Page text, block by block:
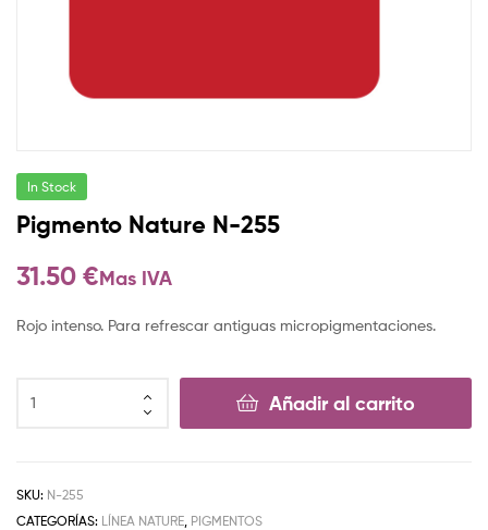
In Stock
Pigmento Nature N-255
31.50 €Mas IVA
Rojo intenso. Para refrescar antiguas micropigmentaciones.
Añadir al carrito
SKU: N-255
CATEGORÍAS: LÍNEA NATURE PIGMENTOS